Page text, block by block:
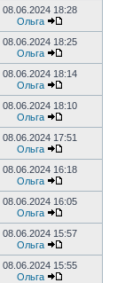
08.06.2024 18:28
Ольга
08.06.2024 18:25
Ольга
08.06.2024 18:14
Ольга
08.06.2024 18:10
Ольга
08.06.2024 17:51
Ольга
08.06.2024 16:18
Ольга
08.06.2024 16:05
Ольга
08.06.2024 15:57
Ольга
08.06.2024 15:55
Ольга